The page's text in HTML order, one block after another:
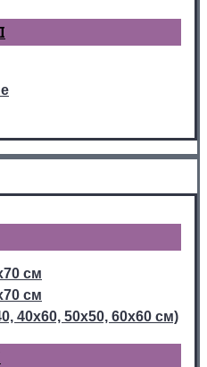
см
см
40х60, 50х50, 60х60 см)